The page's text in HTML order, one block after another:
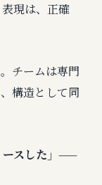
現は、正確
チームは専門
構造として同
スした」 ——